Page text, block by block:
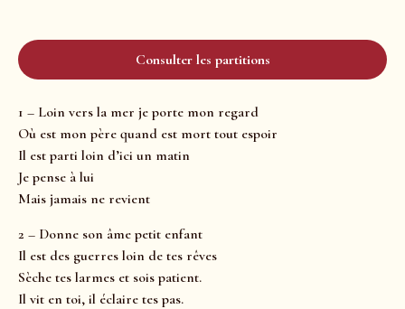
Consulter les partitions
1 – Loin vers la mer je porte mon regard
Où est mon père quand est mort tout espoir
Il est parti loin d’ici un matin
Je pense à lui
Mais jamais ne revient
2 – Donne son âme petit enfant
Il est des guerres loin de tes rêves
Sèche tes larmes et sois patient.
Il vit en toi, il éclaire tes pas.